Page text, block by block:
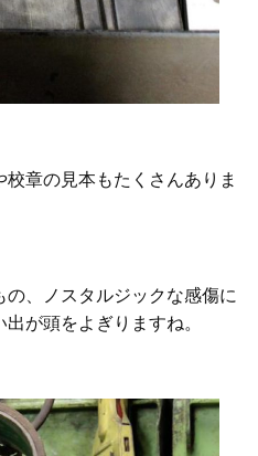
章の見本もたくさんありま
、ノスタルジックな感傷に
が頭をよぎりますね。